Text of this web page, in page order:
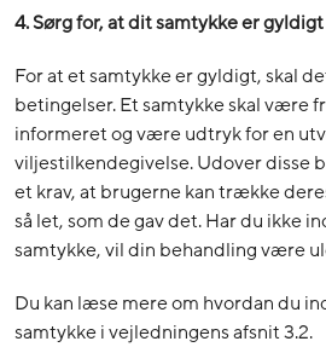
4. Sørg for, at dit samtykke er gyldigt
For at et samtykke er gyldigt, skal
betingelser. Et samtykke skal være
informeret og være udtryk for en
viljestilkendegivelse. Udover disse
et krav, at brugerne kan trække
så let, som de gav det. Har du ikke
samtykke, vil din behandling være
Du kan læse mere om hvordan du
samtykke i vejledningens afsnit 3.2.